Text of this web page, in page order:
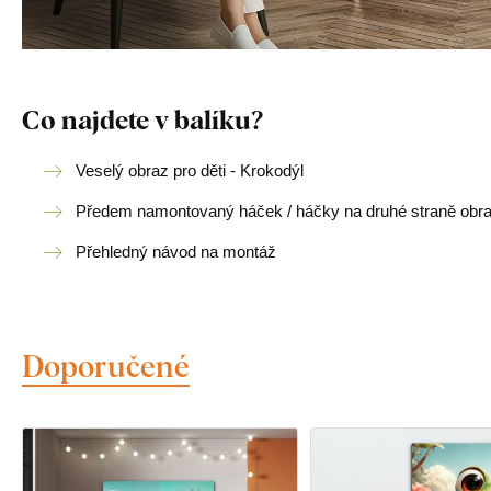
Co najdete v balíku?
Veselý obraz pro děti - Krokodýl
Předem namontovaný háček / háčky na druhé straně
Přehledný návod na montáž
Doporučené